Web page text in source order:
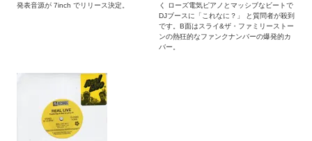
発表音源が 7inch でリリース決定。
く ローズ電気ピアノとマッシブなビートで
DJブースに「これなに？」 と質問者が殺到
です。B面はスライ&ザ・ファミリーストー
ンの熱狂的なファンクナンバーの爆発的カ
バー。